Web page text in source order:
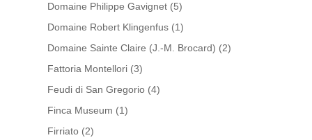
Domaine Philippe Gavignet(5)
Domaine Robert Klingenfus(1)
Domaine Sainte Claire (J.-M. Brocard) (2)
Fattoria Montellori(3)
Feudi di San Gregorio(4)
Finca Museum (1)
Firriato(2)